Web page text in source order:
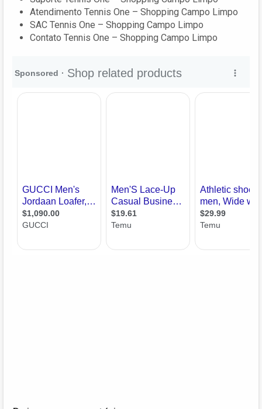
Atendimento Tennis One – Shopping Campo Limpo
SAC Tennis One – Shopping Campo Limpo
Contato Tennis One – Shopping Campo Limpo